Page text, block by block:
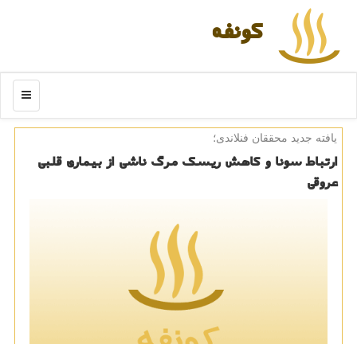
كونفه
منو
یافته جدید محققان فنلاندی؛
ارتباط سونا و كاهش ریسك مرگ ناشی از بیماری قلبی
عروقی